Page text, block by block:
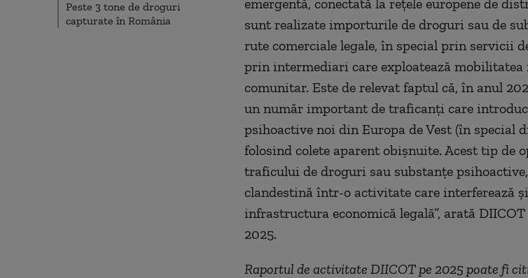
Peste 3 tone de droguri
capturate în România
emergentă, conectată la reţele europene de
sunt realizate importurile de droguri sau de
rute comerciale legale, în special prin servicii
prin intermediari care exploatează
comunitar. Este de relevat faptul că, în anul
un număr important de traficanţi care
psihoactive noi din Europa de Vest (în special
folosind colete aparent obişnuite. Acest tip de
traficului de droguri sau substanţe
clandestină într-o activitate care interferează
infrastructura economică legală”, arată
2025.
Raportul de activitate DIICOT pe 2025 poate fi